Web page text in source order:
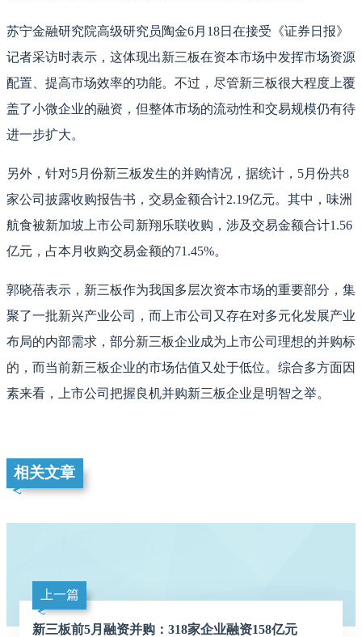
苏宁金融研究院高级研究员陶金6月18日在接受《证券日报》
记者采访时表示，这体现出新三板在资本市场中发挥市场资源
配置、提高市场效率的功能。不过，尽管新三板很大程度上覆
盖了小微企业的融资，但整体市场的流动性和交易规模仍有待
进一步扩大。
另外，针对5月份新三板发生的并购情况，据统计，5月份共8
家公司披露收购报告书，交易金额合计2.19亿元。其中，味洲
航食被新加坡上市公司新翔乐联收购，涉及交易金额合计1.56
亿元，占本月收购交易金额的71.45%。
郭晓蓓表示，新三板作为我国多层次资本市场的重要部分，集
聚了一批新兴产业公司，而上市公司又存在对多元化发展产业
布局的内部需求，部分新三板企业成为上市公司理想的并购标
的，而当前新三板企业的市场估值又处于低位。综合多方面因
素来看，上市公司把握良机并购新三板企业是明智之举。
相关文章
上一篇
新三板前5月融资并购：318家企业融资158亿元